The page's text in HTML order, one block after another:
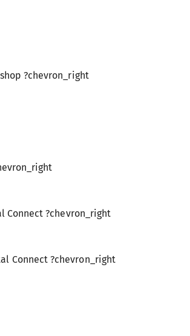
?chevron_right
Connect ?chevron_right
Connect ?chevron_right